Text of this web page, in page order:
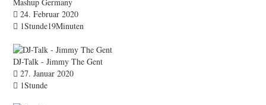
24. Februar 2020
1Stunde19Minuten
DJ-Talk - Jimmy The Gent
27. Januar 2020
1Stunde